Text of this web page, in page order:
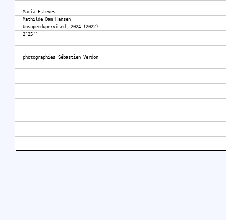
Maria Esteves
Mathilde Dam Hansen
Unsuperdupervised, 2024 (2022)
2’25’’
photographies Sébastien Verdon